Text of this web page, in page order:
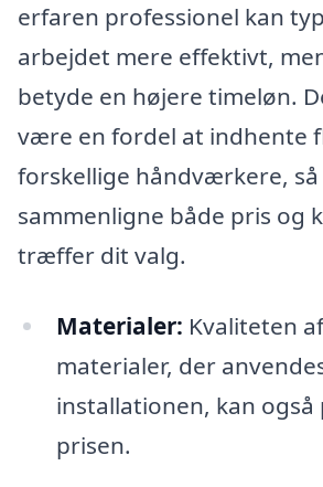
erfaren professionel kan
arbejdet mere effektivt,
betyde en højere timeløn.
være en fordel at indhente
forskellige håndværkere, så
sammenligne både pris og
træffer dit valg.
Materialer: Kvaliteten
materialer, der
installationen, kan også
prisen.